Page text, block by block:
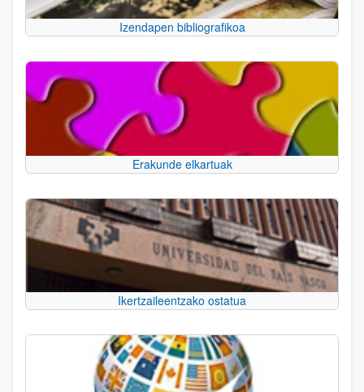
Izendapen bibliografikoa
Erakunde elkartuak
Ikertzaileentzako ostatua